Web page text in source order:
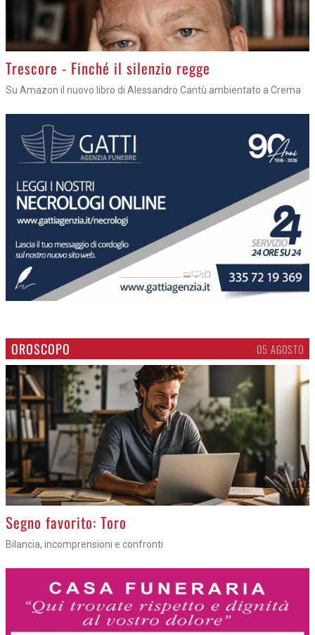
Trescore - Finché il silenzio regge
Su Amazon il nuovo libro di Alessandro Cantù ambientato a Crema
OROSCOPO 05 AGOSTO
>
Segno favorito: Toro
Bilancia, incomprensioni e confronti